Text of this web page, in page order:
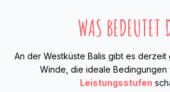
WAS BEDEUTET
An der Westküste Balis gibt es derzeit
Winde, die ideale Bedingungen
Leistungsstufen